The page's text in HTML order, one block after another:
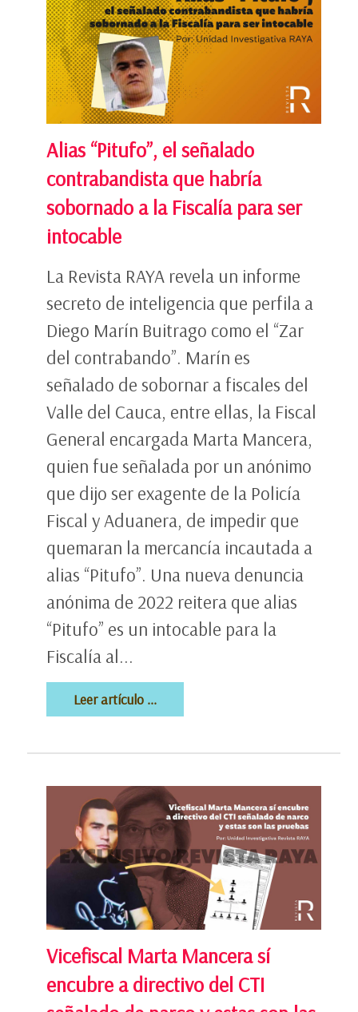
Alias “Pitufo”, el señalado
contrabandista que habría
sobornado a la Fiscalía para ser
intocable
La Revista RAYA revela un informe
secreto de inteligencia que perfila a
Diego Marín Buitrago como el “Zar
del contrabando”. Marín es
señalado de sobornar a fiscales del
Valle del Cauca, entre ellas, la Fiscal
General encargada Marta Mancera,
quien fue señalada por un anónimo
que dijo ser exagente de la Policía
Fiscal y Aduanera, de impedir que
quemaran la mercancía incautada a
alias “Pitufo”. Una nueva denuncia
anónima de 2022 reitera que alias
“Pitufo” es un intocable para la
Fiscalía al...
Leer artículo ...
Vicefiscal Marta Mancera sí
encubre a directivo del CTI